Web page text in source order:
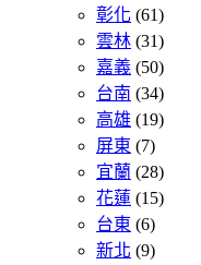
彰化 (61)
雲林 (31)
嘉義 (50)
台南 (34)
高雄 (19)
屏東 (7)
宜蘭 (28)
花蓮 (15)
台東 (6)
新北 (9)